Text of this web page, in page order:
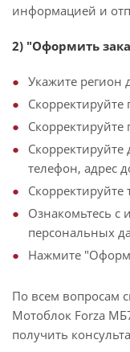
информацией и
2) "Оформить
Укажите регион
Скорректируйте
телефон, адрес
Скорректируйте
Ознакомьтесь с
персональных
Нажмите
По всем вопросам
Мотоблок Forza
получить